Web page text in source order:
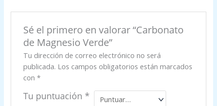
Sé el primero en valorar “Carbonato
de Magnesio Verde”
Tu dirección de correo electrónico no será
publicada. Los campos obligatorios están marcados
con *
Tu puntuación *